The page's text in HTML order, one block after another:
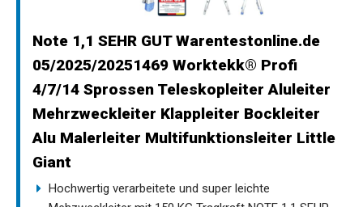
Note 1,1 SEHR GUT Warentestonline.de
05/2025/20251469 Worktekk® Profi
4/7/14 Sprossen Teleskopleiter Aluleiter
Mehrzweckleiter Klappleiter Bockleiter
Alu Malerleiter Multifunktionsleiter Little
Giant
Hochwertig verarbeitete und super leichte